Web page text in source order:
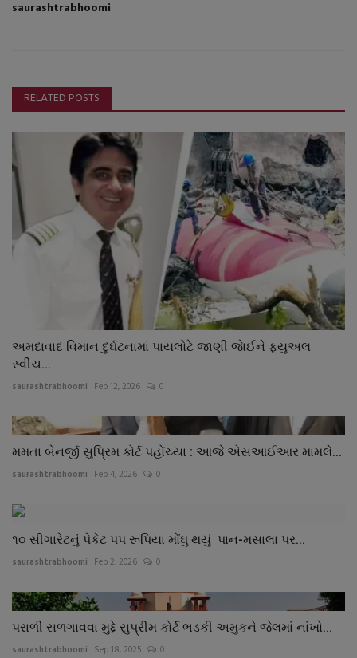
saurashtrabhoomi
RELATED POSTS
અમદાવાદ વિમાન દુર્ઘટનામાં પાયલોટે જાણી જાેઈને ફયુઅલ
સ્વીચ...
saurashtrabhoomi Feb 12, 2026 0
મમતા બેનર્જી સુપ્રિમ કોર્ટ પહોંચ્યા : આજે એસઆઈઆર મામલે...
saurashtrabhoomi Feb 4, 2026 0
૧૦ સીગારેટનું પેકેટ પપ રૂપિયા મોંઘુ થયું પાન-મસાલા પર...
saurashtrabhoomi Feb 2, 2026 0
પરાળી સળગાવવા મુદ્દે સુપ્રીમ કોર્ટ ભડકી અમુકને જેલમાં નાંખો...
saurashtrabhoomi Sep 18, 2025 0